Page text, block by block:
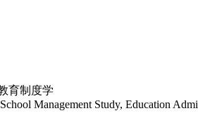
育制度学
Management Study, Education